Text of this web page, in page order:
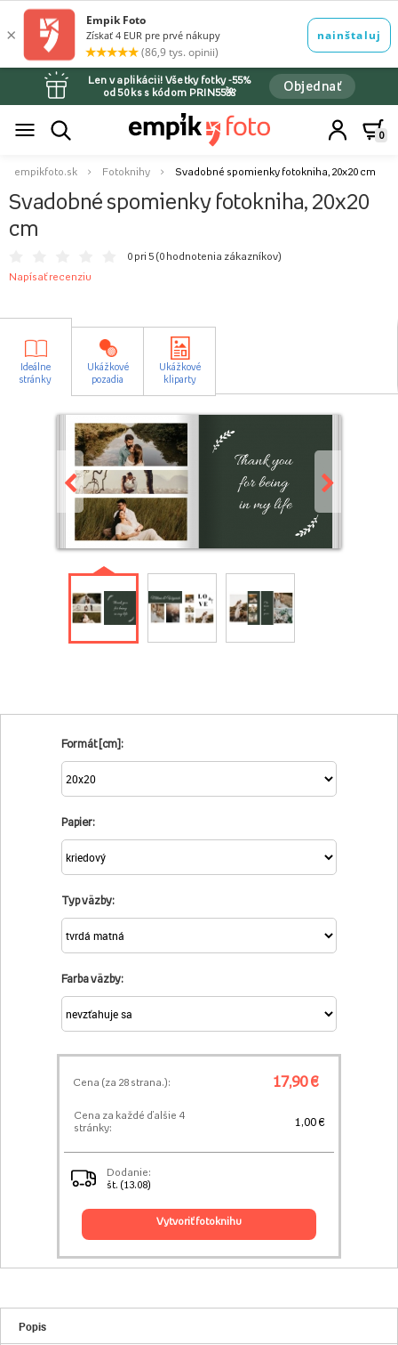
Len v aplikácii! Všetky fotky -55%
od 50 ks s kódom PRIN55🌺
Objednať
0
empikfoto.sk Fotoknihy Svadobné spomienky fotokniha, 20x20 cm
Svadobné spomienky fotokniha, 20x20
cm
0 pri 5 (0 hodnotenia zákazníkov)
Napísať recenziu
Ideálne
stránky
Ukážkové
pozadia
Ukážkové
kliparty
Formát [cm]:
Papier:
Typ väzby:
Farba väzby:
Cena (za 28 strana.): 17,90 €
Cena za každé ďalšie 4
stránky:
1,00 €
Dodanie:
št. (13.08)
vytvoriť fotoknihu
Popis